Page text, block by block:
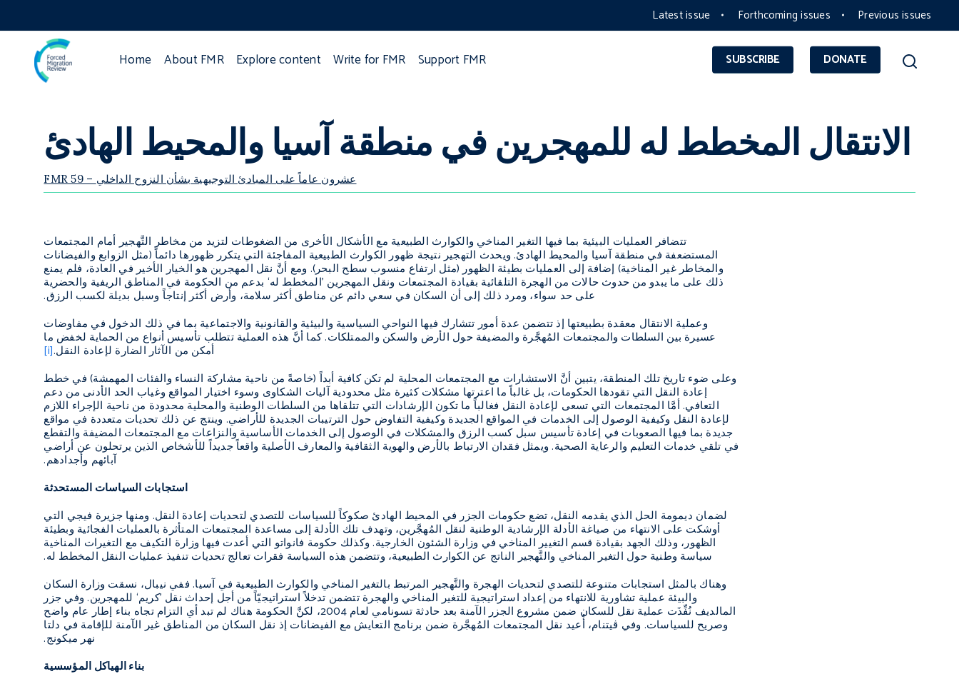
Latest issue Forthcoming issues Previous issues
SUBSCRIBE DONATE
Home About FMR Explore content Write for FMR Support FMR
الانتقال المخطط له للمهجرين في منطقة آسيا والمحيط الهادئ
FMR 59 – عشرون عاماً على المبادئ التوجيهية بشأن النزوح الداخلي
تتضافر العمليات البيئية بما فيها التغير المناخي والكوارث الطبيعية مع الأشكال الأخرى من الضغوطات لتزيد من مخاطر التَّهجير أمام المجتمعات
المستضعفة في منطقة آسيا والمحيط الهادئ. ويحدث التهجير نتيجة ظهور الكوارث الطبيعية المفاجئة التي يتكرر ظهورها دائماً (مثل الزوابع والفيضانات
والمخاطر غير المناخية) إضافة إلى العمليات بطيئة الظهور (مثل ارتفاع منسوب سطح البحر). ومع أنَّ نقل المهجرين هو الخيار الأخير في العادة، فلم يمنع
ذلك على ما يبدو من حدوث حالات من الهجرة التلقائية بقيادة المجتمعات ونقل المهجرين ’المخطط له‘ بدعم من الحكومة في المناطق الريفية والحضرية
على حد سواء، ومرد ذلك إلى أن السكان في سعي دائم عن مناطق أكثر سلامة، وأرض أكثر إنتاجاً وسبل بديلة لكسب الرزق.
وعملية الانتقال معقدة بطبيعتها إذ تتضمن عدة أمور تتشارك فيها النواحي السياسية والبيئية والقانونية والاجتماعية بما في ذلك الدخول في مفاوضات
عسيرة بين السلطات والمجتمعات المُهجَّرة والمضيفة حول الأرض والسكن والممتلكات. كما أنَّ هذه العملية تتطلب تأسيس أنواع من الحماية لخفض ما
أمكن من الآثار الضارة لإعادة النقل.[i]
وعلى ضوء تاريخ تلك المنطقة، يتبين أنَّ الاستشارات مع المجتمعات المحلية لم تكن كافية أبداً (خاصةً من ناحية مشاركة النساء والفئات المهمشة) في خطط
إعادة النقل التي تقودها الحكومات، بل غالباً ما اعترتها مشكلات كثيرة مثل محدودية آليات الشكاوى وسوء اختيار المواقع وغياب الحد الأدنى من دعم
التعافي. أمَّا المجتمعات التي تسعى لإعادة النقل فغالباً ما تكون الإرشادات التي تتلقاها من السلطات الوطنية والمحلية محدودة من ناحية الإجراء اللازم
لإعادة النقل وكيفية الوصول إلى الخدمات في المواقع الجديدة وكيفية التفاوض حول الترتيبات الجديدة للأراضي. وينتج عن ذلك تحديات متعددة في مواقع
جديدة بما فيها الصعوبات في إعادة تأسيس سبل كسب الرزق والمشكلات في الوصول إلى الخدمات الأساسية والنزاعات مع المجتمعات المضيفة والتقطع
في تلقي خدمات التعليم والرعاية الصحية. ويمثل فقدان الارتباط بالأرض والهوية الثقافية والمعارف الأصلية واقعاً جديداً للأشخاص الذين يرتحلون عن أراضي
آبائهم وأجدادهم.
استجابات السياسات المستحدثة
لضمان ديمومة الحل الذي يقدمه النقل، تضع حكومات الجزر في المحيط الهادئ صكوكاً للسياسات للتصدي لتحديات إعادة النقل. ومنها جزيرة فيجي التي
أوشكت على الانتهاء من صياغة الأدلة الإرشادية الوطنية لنقل المُهجَّرين، وتهدف تلك الأدلة إلى مساعدة المجتمعات المتأثرة بالعمليات الفجائية وبطيئة
الظهور، وذلك الجهد بقيادة قسم التغيير المناخي في وزارة الشئون الخارجية. وكذلك حكومة فانواتو التي أعدت فيها وزارة التكيف مع التغيرات المناخية
سياسة وطنية حول التغير المناخي والتَّهجير الناتج عن الكوارث الطبيعية، وتتضمن هذه السياسة فقرات تعالج تحديات تنفيذ عمليات النقل المخطط له.
وهناك بالمثل استجابات متنوعة للتصدي لتحديات الهجرة والتَّهجير المرتبط بالتغير المناخي والكوارث الطبيعية في آسيا. ففي نيبال، نسقت وزارة السكان
والبيئة عملية تشاورية للانتهاء من إعداد استراتيجية للتغير المناخي والهجرة تتضمن تدخلاً استراتيجيّاً من أجل إحداث نقل ’كريم‘ للمهجرين. وفي جزر
المالديف نُفِّذَت عملية نقل للسكان ضمن مشروع الجزر الآمنة بعد حادثة تسونامي لعام 2004، لكنَّ الحكومة هناك لم تبد أي التزام تجاه بناء إطار عام واضح
وصريح للسياسات. وفي ڨيتنام، أُعيد نقل المجتمعات المُهجَّرة ضمن برنامج التعايش مع الفيضانات إذ نقل السكان من المناطق غير الآمنة للإقامة في دلتا
نهر ميكونج.
بناء الهياكل المؤسسية